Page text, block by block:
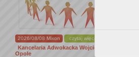
2026/08/08 Mixon czytaj więcej...
Kancelaria Adwokacka Wojciech Malinowski
Opole